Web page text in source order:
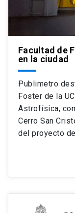
Facultad de
en la ciudad
Publimetro
Foster de la
Astrofísica,
Cerro San
del proyecto